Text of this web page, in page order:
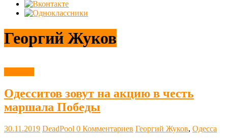
Георгий Жуков
Одесситов зовут на акцию в честь
маршала Победы
30.11.2019 DeadPool 0 Комментариев Георгий Жуков, Одесса